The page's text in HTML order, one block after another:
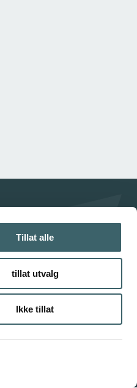
Tillat alle
tillat utvalg
Ikke tillat